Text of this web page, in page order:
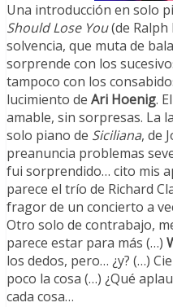
Una introducción en solo
Should Lose You(de Ralph
solvencia, que muta de
sorprende con los
tampoco con los
lucimiento de Ari Hoenig.
amable, sin sorpresas. La
solo piano de Siciliana, de
preanuncia problemas
fui sorprendido… cito mis
parece el trío de Richard
fragor de un concierto a
Otro solo de contrabajo,
parece estar para más (…)
los dedos, pero… ¿y? (…)
poco la cosa (…) ¿Qué
cada cosa…